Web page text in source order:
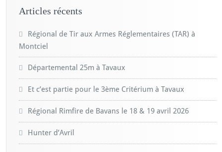
Articles récents
Régional de Tir aux Armes Réglementaires (TAR) à
Montciel
Départemental 25m à Tavaux
Et c’est partie pour le 3ème Critérium à Tavaux
Régional Rimfire de Bavans le 18 & 19 avril 2026
Hunter d’Avril